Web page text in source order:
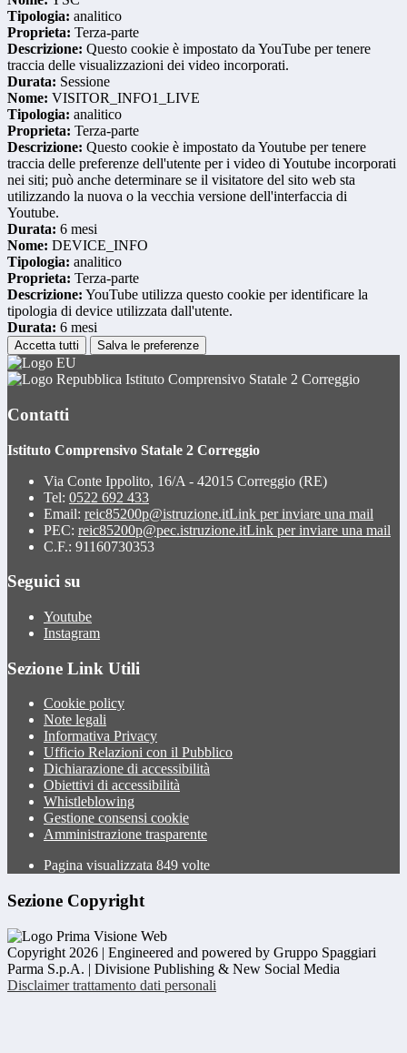
Tipologia: analitico
Proprieta: Terza-parte
Descrizione: Questo cookie è impostato da YouTube per tenere
traccia delle visualizzazioni dei video incorporati.
Durata: Sessione
Nome: VISITOR_INFO1_LIVE
Tipologia: analitico
Proprieta: Terza-parte
Descrizione: Questo cookie è impostato da Youtube per tenere
traccia delle preferenze dell'utente per i video di Youtube incorporati
nei siti; può anche determinare se il visitatore del sito web sta
utilizzando la nuova o la vecchia versione dell'interfaccia di
Youtube.
Durata: 6 mesi
Nome: DEVICE_INFO
Tipologia: analitico
Proprieta: Terza-parte
Descrizione: YouTube utilizza questo cookie per identificare la
tipologia di device utilizzata dall'utente.
Durata: 6 mesi
Accetta tutti Salva le preferenze
Istituto Comprensivo Statale 2 Correggio
Contatti
Istituto Comprensivo Statale 2 Correggio
Via Conte Ippolito, 16/A - 42015 Correggio (RE)
Tel: 0522 692 433
Email: reic85200p@istruzione.itLink per inviare una mail
PEC: reic85200p@pec.istruzione.itLink per inviare una mail
C.F.: 91160730353
Seguici su
Youtube
Instagram
Sezione Link Utili
Cookie policy
Note legali
Informativa Privacy
Ufficio Relazioni con il Pubblico
Dichiarazione di accessibilità
Obiettivi di accessibilità
Whistleblowing
Gestione consensi cookie
Amministrazione trasparente
Pagina visualizzata 849 volte
Sezione Copyright
Copyright 2026 | Engineered and powered by Gruppo Spaggiari
Parma S.p.A. | Divisione Publishing & New Social Media
Disclaimer trattamento dati personali